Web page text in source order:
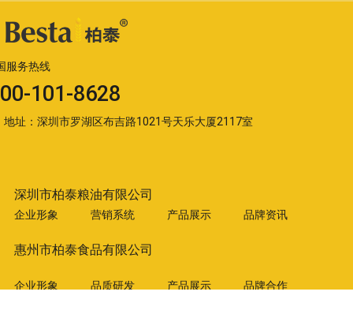
服务热线
101-8628
地址：深圳市罗湖区布吉路1021号天乐大厦2117室
深圳市柏泰粮油有限公司
企业形象 营销系统 产品展示 品牌资讯
惠州市柏泰食品有限公司
企业形象 品质研发 产品展示 品牌合作